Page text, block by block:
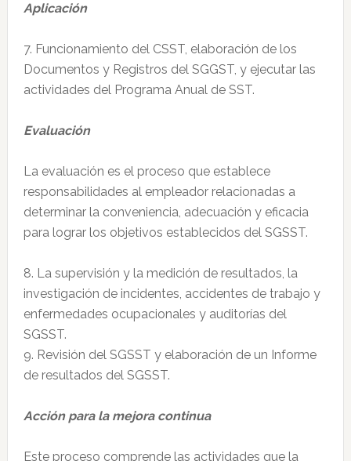
Aplicación
7. Funcionamiento del CSST, elaboración de los
Documentos y Registros del SGGST, y ejecutar las
actividades del Programa Anual de SST.
Evaluación
La evaluación es el proceso que establece
responsabilidades al empleador relacionadas a
determinar la conveniencia, adecuación y eficacia
para lograr los objetivos establecidos del SGSST.
8. La supervisión y la medición de resultados, la
investigación de incidentes, accidentes de trabajo y
enfermedades ocupacionales y auditorías del
SGSST.
9. Revisión del SGSST y elaboración de un Informe
de resultados del SGSST.
Acción para la mejora continua
Este proceso comprende las actividades que la